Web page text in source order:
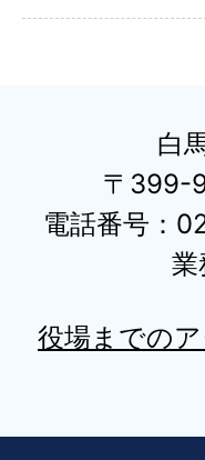
白
〒399-
電話番号：
業
役場までの